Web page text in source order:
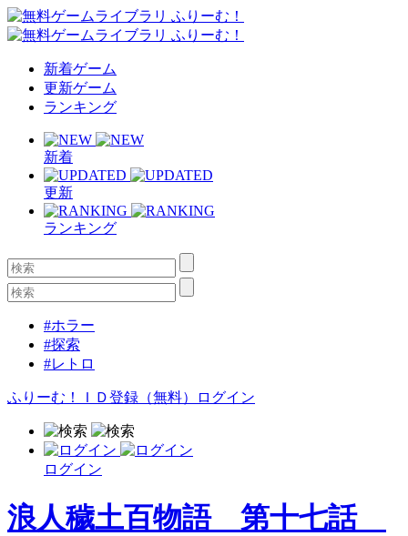
新着ゲーム
更新ゲーム
ランキング
新着
更新
ランキング
#ホラー
#探索
#レトロ
ふりーむ！ＩＤ登録（無料） ログイン
ログイン
浪人穢土百物語 第十七話